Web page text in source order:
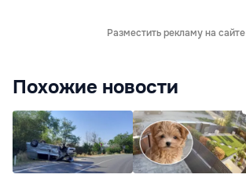
Разместить рекламу на сайте
Похожие новости